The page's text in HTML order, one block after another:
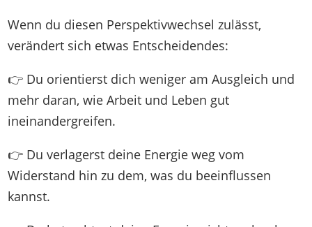
Wenn du diesen Perspektivwechsel zulässt,
verändert sich etwas Entscheidendes:
👉 Du orientierst dich weniger am Ausgleich und
mehr daran, wie Arbeit und Leben gut
ineinandergreifen.
👉 Du verlagerst deine Energie weg vom
Widerstand hin zu dem, was du beeinflussen
kannst.